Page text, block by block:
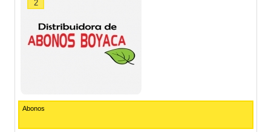
2
Abonos